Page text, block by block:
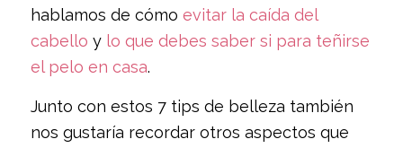
hablamos de cómo evitar la caída del
cabello y lo que debes saber si para teñirse
el pelo en casa.
Junto con estos 7 tips de belleza también
nos gustaría recordar otros aspectos que